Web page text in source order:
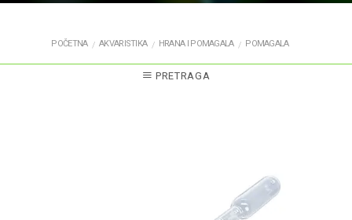
POČETNA / AKVARISTIKA / HRANA I POMAGALA / POMAGALA
PRETRAGA